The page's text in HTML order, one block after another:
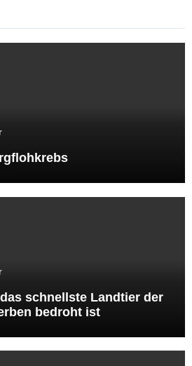
schnellste Landtier der
bedroht ist